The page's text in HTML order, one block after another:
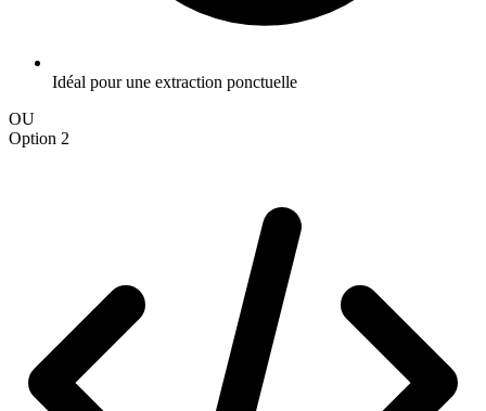
Idéal pour une extraction ponctuelle
OU
Option 2